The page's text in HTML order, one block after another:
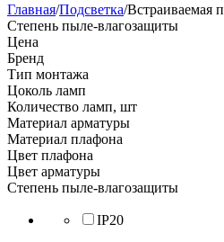
Главная/Подсветка/Встраиваемая
Степень пыле-влагозащиты
Цена
Бренд
Тип монтажа
Цоколь ламп
Количество ламп, шт
Материал арматуры
Материал плафона
Цвет плафона
Цвет арматуры
Степень пыле-влагозащиты
IP20